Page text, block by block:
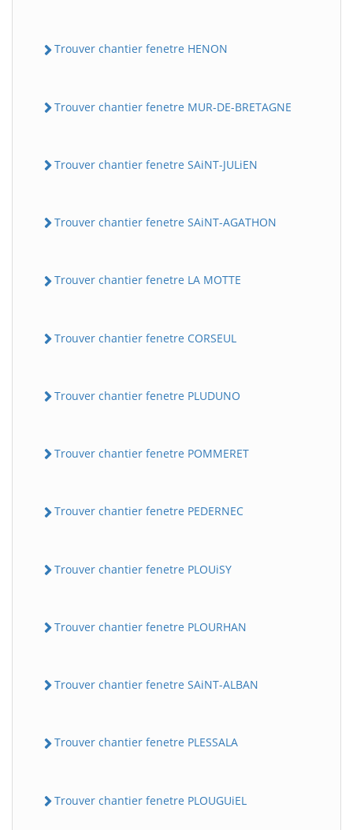
Trouver chantier fenetre HENON
Trouver chantier fenetre MUR-DE-BRETAGNE
Trouver chantier fenetre SAiNT-JULiEN
Trouver chantier fenetre SAiNT-AGATHON
Trouver chantier fenetre LA MOTTE
Trouver chantier fenetre CORSEUL
Trouver chantier fenetre PLUDUNO
Trouver chantier fenetre POMMERET
Trouver chantier fenetre PEDERNEC
Trouver chantier fenetre PLOUiSY
Trouver chantier fenetre PLOURHAN
Trouver chantier fenetre SAiNT-ALBAN
Trouver chantier fenetre PLESSALA
Trouver chantier fenetre PLOUGUiEL